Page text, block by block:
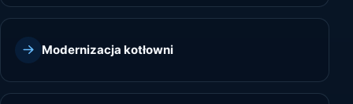
Modernizacja kotłowni